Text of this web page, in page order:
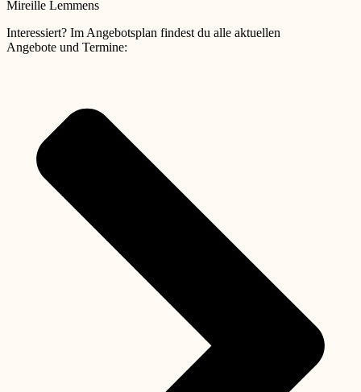
Mireille Lemmens
Interessiert? Im Angebotsplan findest du alle aktuellen
Angebote und Termine: